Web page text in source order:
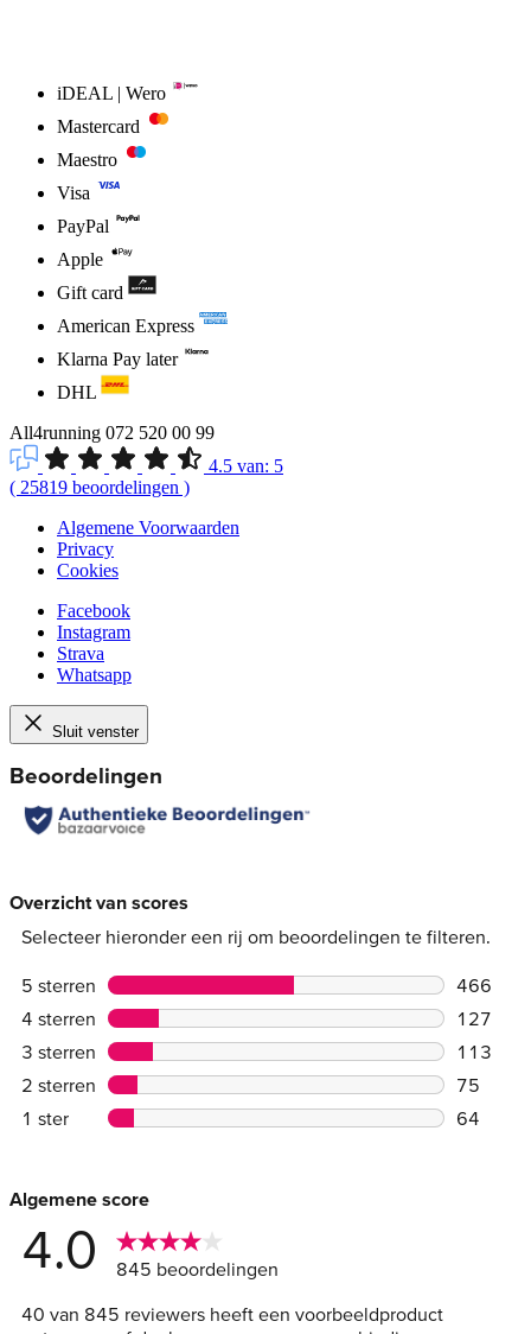
iDEAL | Wero
Mastercard
Maestro
Visa
PayPal
Apple
Gift card
American Express
Klarna Pay later
DHL
All4running 072 520 00 99
4.5 van: 5
( 25819 beoordelingen )
Algemene Voorwaarden
Privacy
Cookies
Facebook
Instagram
Strava
Whatsapp
Sluit venster